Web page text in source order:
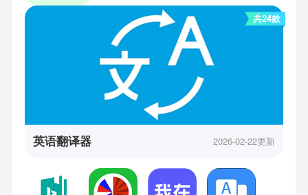
共24款
英语翻译器 2026-02-22更新